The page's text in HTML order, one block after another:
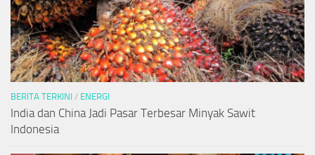
BERITA TERKINI / ENERGI
India dan China Jadi Pasar Terbesar Minyak Sawit
Indonesia